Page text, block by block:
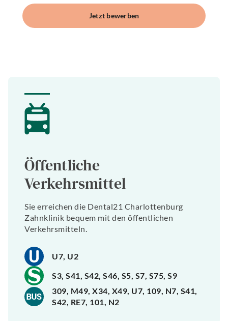
Jetzt bewerben
Öffentliche
Verkehrsmittel
Sie erreichen die Dental21 Charlottenburg
Zahnklinik bequem mit den öffentlichen
Verkehrsmitteln.
U7, U2
S3, S41, S42, S46, S5, S7, S75, S9
309, M49, X34, X49, U7, 109, N7, S41,
S42, RE7, 101, N2